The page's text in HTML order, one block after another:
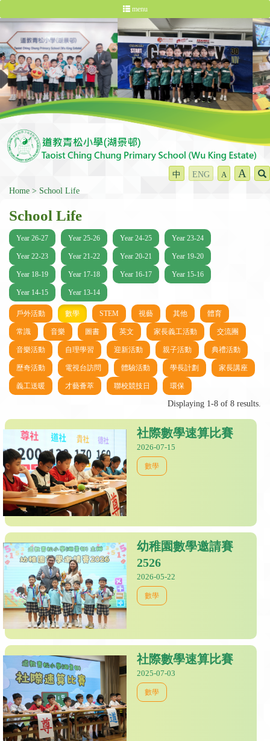
menu
中 ENG A A
Home School Life
School Life
Year 26-27 Year 25-26 Year 24-25 Year 23-24
Year 22-23 Year 21-22 Year 20-21 Year 19-20
Year 18-19 Year 17-18 Year 16-17 Year 15-16
Year 14-15 Year 13-14
戶外活動 數學 STEM 視藝 其他 體育
常識 音樂 圖書 英文 家長義工活動 交流團
音樂活動 自理學習 迎新活動 親子活動 典禮活動
歷奇活動 電視台訪問 體驗活動 學長計劃 家長講座
義工送暖 才藝薈萃 聯校競技日 環保
Displaying 1-8 of 8 results.
社際數學速算比賽
2026-07-15
數學
幼稚園數學邀請賽
2526
2026-05-22
數學
社際數學速算比賽
2025-07-03
數學